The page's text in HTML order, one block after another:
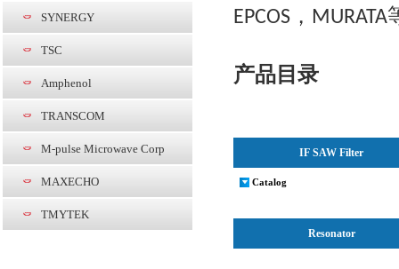
SYNERGY
TSC
Amphenol
TRANSCOM
M-pulse Microwave Corp
MAXECHO
TMYTEK
EPCOS ， MURATA
产品目录
IF SAW Filter
Catalog
Resonator